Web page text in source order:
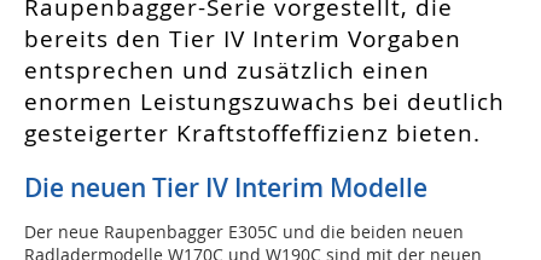
Raupenbagger-Serie vorgestellt, die
bereits den Tier IV Interim Vorgaben
entsprechen und zusätzlich einen
enormen Leistungszuwachs bei deutlich
gesteigerter Kraftstoffeffizienz bieten.
Die neuen Tier IV Interim Modelle
Der neue Raupenbagger E305C und die beiden neuen
Radladermodelle W170C und W190C sind mit der neuen